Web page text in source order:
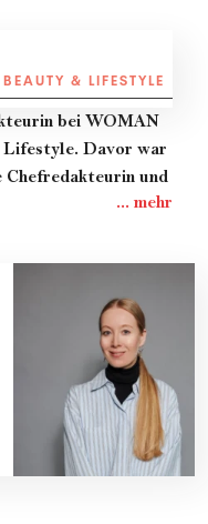
& LIFESTYLE
bei WOMAN
Lifestyle. Davor war
und